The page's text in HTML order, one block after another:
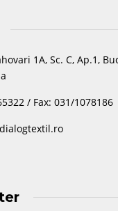
1A, Sc. C, Ap.1,
/ Fax: 031/1078186